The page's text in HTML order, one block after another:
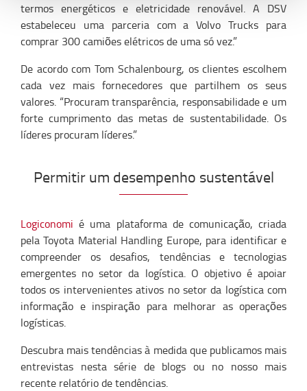
termos energéticos e eletricidade renovável. A DSV
estabeleceu uma parceria com a Volvo Trucks para
comprar 300 camiões elétricos de uma só vez.”
De acordo com Tom Schalenbourg, os clientes escolhem
cada vez mais fornecedores que partilhem os seus
valores. “Procuram transparência, responsabilidade e um
forte cumprimento das metas de sustentabilidade. Os
líderes procuram líderes.”
Permitir um desempenho sustentável
Logiconomi é uma plataforma de comunicação, criada
pela Toyota Material Handling Europe, para identificar e
compreender os desafios, tendências e tecnologias
emergentes no setor da logística. O objetivo é apoiar
todos os intervenientes ativos no setor da logística com
informação e inspiração para melhorar as operações
logísticas.
Descubra mais tendências à medida que publicamos mais
entrevistas nesta série de blogs ou no nosso mais
recente relatório de tendências.